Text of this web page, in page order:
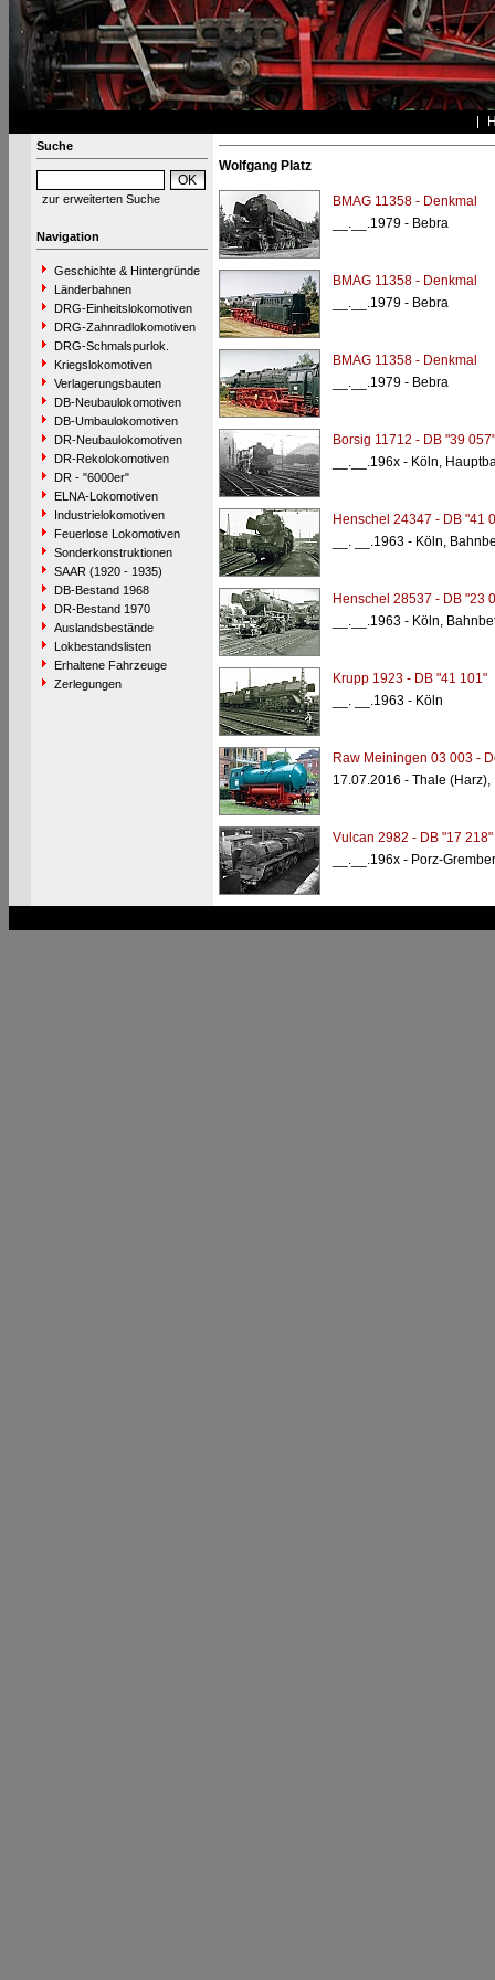
Suche
zur erweiterten Suche
Navigation
Geschichte & Hintergründe
Länderbahnen
DRG-Einheitslokomotiven
DRG-Zahnradlokomotiven
DRG-Schmalspurlok.
Kriegslokomotiven
Verlagerungsbauten
DB-Neubaulokomotiven
DB-Umbaulokomotiven
DR-Neubaulokomotiven
DR-Rekolokomotiven
DR - "6000er"
ELNA-Lokomotiven
Industrielokomotiven
Feuerlose Lokomotiven
Sonderkonstruktionen
SAAR (1920 - 1935)
DB-Bestand 1968
DR-Bestand 1970
Auslandsbestände
Lokbestandslisten
Erhaltene Fahrzeuge
Zerlegungen
Wolfgang Platz
BMAG 11358 - Denkmal
__.__.1979 - Bebra
BMAG 11358 - Denkmal
__.__.1979 - Bebra
BMAG 11358 - Denkmal
__.__.1979 - Bebra
Borsig 11712 - DB "39 057"
__.__.196x - Köln,
Henschel 24347 - DB "41
__. __.1963 - Köln,
Henschel 28537 - DB "23
__.__.1963 - Köln,
Krupp 1923 - DB "41 101"
__. __.1963 - Köln
Raw Meiningen 03 003 -
17.07.2016 - Thale (Harz),
Vulcan 2982 - DB "17 218"
__.__.196x - Porz-